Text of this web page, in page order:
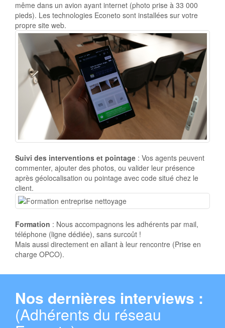
même dans un avion ayant internet (photo prise à 33 000
pieds). Les technologies Econeto sont installées sur votre
propre site web.
Suivi des interventions et pointage : Vos agents peuvent
commenter, ajouter des photos, ou valider leur présence
après géolocalisation ou pointage avec code situé chez le
client.
Formation : Nous accompagnons les adhérents par mail,
téléphone (ligne dédiée), sans surcoût !
Mais aussi directement en allant à leur rencontre (Prise en
charge OPCO).
Nos dernières interviews :
(Adhérents du réseau